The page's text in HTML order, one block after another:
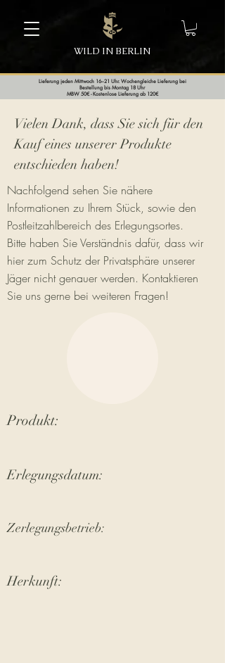
WILD IN BERLIN
Lieferung jeden Mittwoch 16–21 Uhr. Wochengleiche Lieferung bei
Bestellung bis Montag 18 Uhr
MBW 50€ - Kostenlose Lieferung ab 120€
Vielen Dank, dass Sie sich für den
Kauf eines unserer Produkte
entschieden haben!
Nachfolgend sehen Sie nähere
Informationen zu Ihrem Stück, sowie den
Postleitzahlbereich des Erlegungsortes.
Bitte haben Sie Verständnis dafür, dass wir
hier zum Schutz der Privatsphäre unserer
Jäger nicht genauer werden. Kontaktieren
Sie uns gerne bei weiteren Fragen!
Produkt:
Erlegungsdatum:
Zerlegungsbetrieb:
Herkunft: